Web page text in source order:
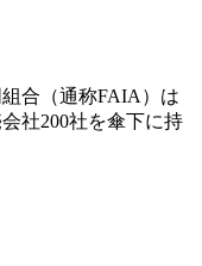
合（通称FAIA）は
社200社を傘下に持